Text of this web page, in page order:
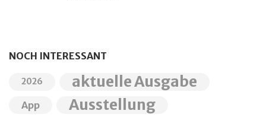
NOCH INTERESSANT
2026 aktuelle Ausgabe
App Ausstellung